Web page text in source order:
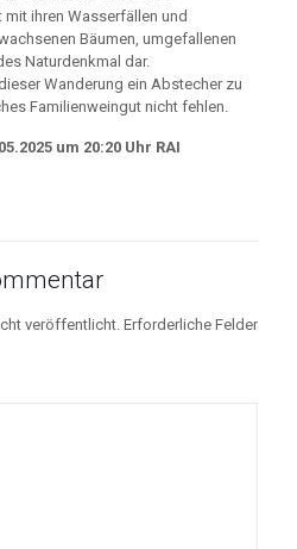
ihren Wasserfällen und
Bäumen, umgefallenen
Naturdenkmal dar.
Wanderung ein Abstecher zu
Familienweingut nicht fehlen.
um 20:20 Uhr RAI
veröffentlicht. Erforderliche Felder